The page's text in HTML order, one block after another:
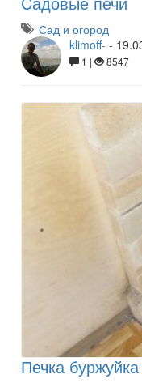
Сад и огород
klimoff- -
1 | 8547
Печка